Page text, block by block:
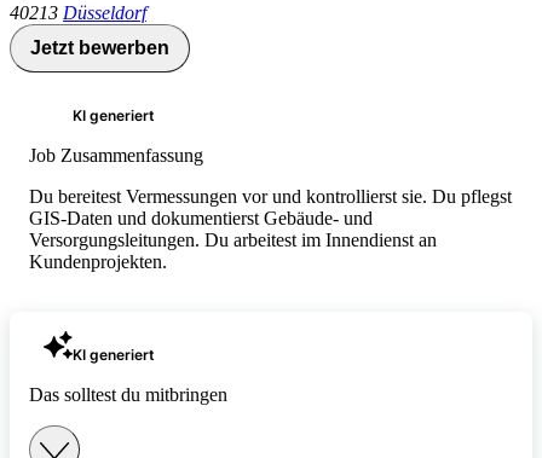
40213 Düsseldorf
Jetzt bewerben
KI generiert
Job Zusammenfassung
Du bereitest Vermessungen vor und kontrollierst sie. Du pflegst
GIS-Daten und dokumentierst Gebäude- und
Versorgungsleitungen. Du arbeitest im Innendienst an
Kundenprojekten.
KI generiert
Das solltest du mitbringen